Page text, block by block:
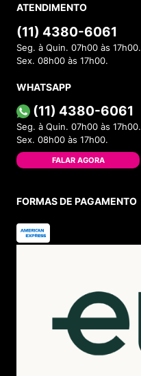
ATENDIMENTO
(11) 4380-6061
Seg. à Quin. 07h00 às 17h00.
Sex. 08h00 às 17h00.
WHATSAPP
(11) 4380-6061
Seg. à Quin. 07h00 às 17h00.
Sex. 08h00 às 17h00.
FALAR AGORA
FORMAS DE PAGAMENTO